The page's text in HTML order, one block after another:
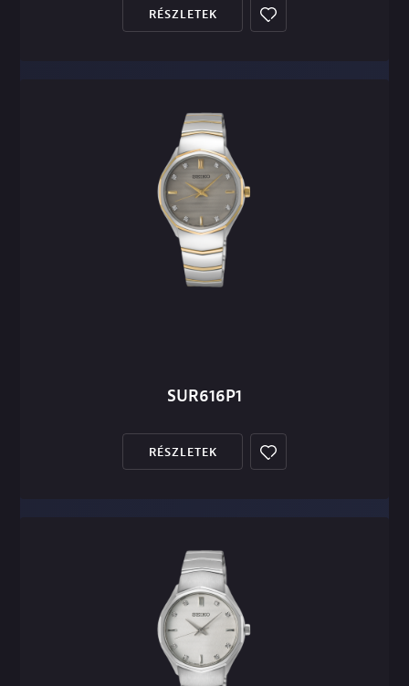
RÉSZLETEK
SUR616P1
RÉSZLETEK